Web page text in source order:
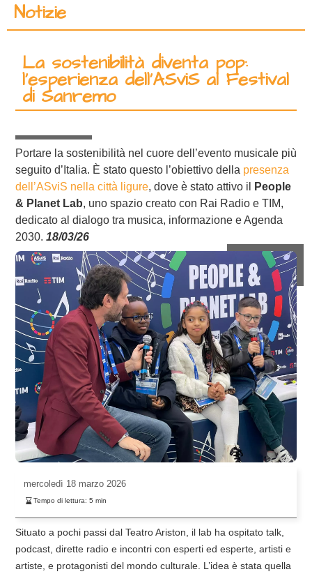
Notizie
La sostenibilità diventa pop:
l’esperienza dell’ASviS al Festival
di Sanremo
Portare la sostenibilità nel cuore dell’evento musicale più
seguito d’Italia. È stato questo l’obiettivo della presenza
dell’ASviS nella città ligure, dove è stato attivo il
People
& Planet Lab, uno spazio creato con Rai Radio e TIM,
dedicato al dialogo tra musica, informazione e Agenda
2030. 18/03/26
mercoledì 18 marzo 2026
Tempo di lettura:5 min
Situato a pochi passi dal Teatro Ariston, il lab ha ospitato talk,
podcast, dirette radio e incontri con esperti ed esperte, artisti e
artiste, e protagonisti del mondo culturale. L’idea è stata quella